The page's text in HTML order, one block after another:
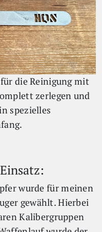
die Reinigung mit
zerlegen und
spezielles
wurde für meinen
gewählt. Hierbei
Kalibergruppen